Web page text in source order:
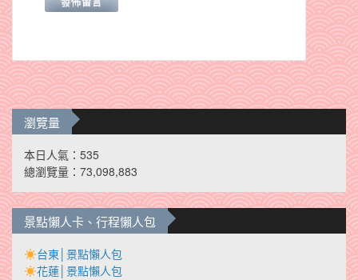
瀏覽量
本日人氣：535
總瀏覽量：73,098,883
景點懶人卡、行程懶人包
台東│景點懶人包
花蓮│景點懶人包